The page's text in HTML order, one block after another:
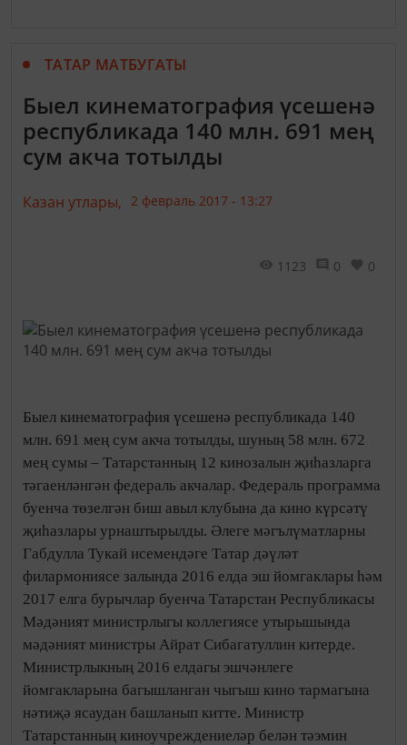
ТАТАР МАТБУГАТЫ
Быел кинематография үсешенә
республикада 140 млн. 691 мең
сум акча тотылды
Казан утлары, 2 февраль 2017 - 13:27
1123 0 0
Быел кинематография үсешенә республикада 140
млн. 691 мең сум акча тотылды, шуның 58 млн. 672
мең сумы – Татарстанның 12 кинозалын җиһазларга
тәгаенләнгән федераль акчалар. Федераль программа
буенча төзелгән биш авыл клубына да кино күрсәтү
җиһазлары урнаштырылды. Әлеге мәгълүматларны
Габдулла Тукай исемендәге Татар дәүләт
филармониясе залында 2016 елда эш йомгаклары һәм
2017 елга бурычлар буенча Татарстан Республикасы
Мәдәният министрлыгы коллегиясе утырышында
мәдәният министры Айрат Сибагатуллин китерде.
Министрлыкның 2016 елдагы эшчәнлеге
йомгакларына багышланган чыгыш кино тармагына
нәтиҗә ясаудан башланып китте. Министр
Татарстанның киноучреждениеләр белән тәэмин